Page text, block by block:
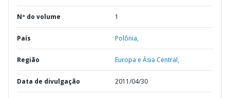
Nº do volume 1
País Polônia,
Região Europa e Ásia Central,
Data de divulgação 2011/04/30